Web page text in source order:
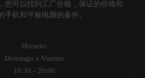
您可以找到工厂价格，保证的价格和
手机和平板电脑的备件。
Horario:
Domingo a Viernes
10:30 - 20:00